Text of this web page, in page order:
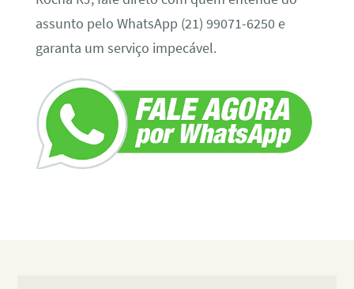
assunto pelo WhatsApp (21) 99071-6250 e
garanta um serviço impecável.